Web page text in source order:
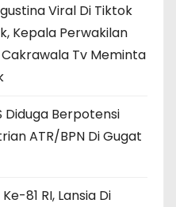
Viral Di Tiktok
Kepala Perwakilan
Tv Meminta
Diduga Berpotensi
ATR/BPN Di Gugat
81 RI, Lansia Di